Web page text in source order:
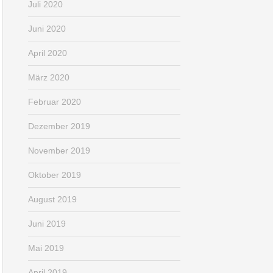
Juli 2020
Juni 2020
April 2020
März 2020
Februar 2020
Dezember 2019
November 2019
Oktober 2019
August 2019
Juni 2019
Mai 2019